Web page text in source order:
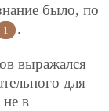
было, по
1 .
выражался
для
не в